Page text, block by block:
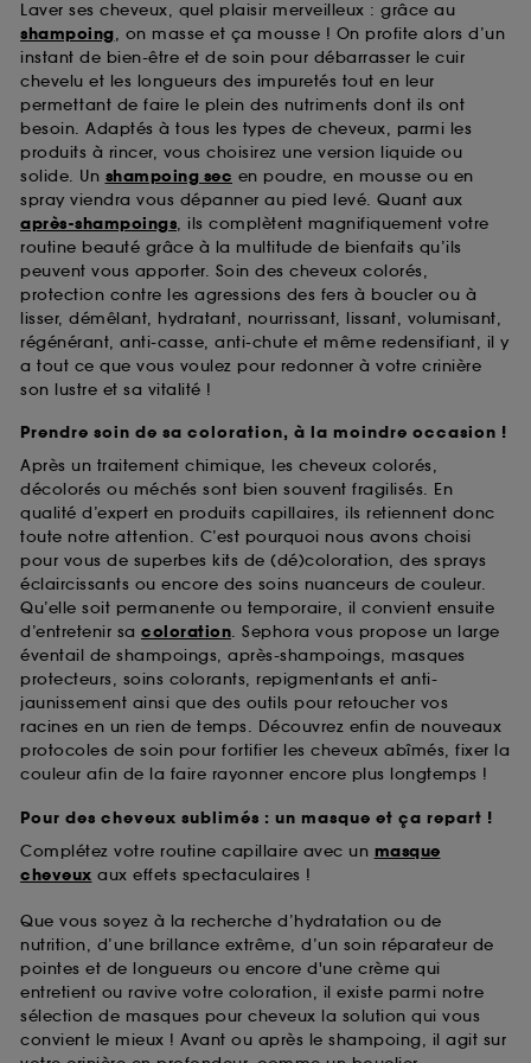
Laver ses cheveux, quel plaisir merveilleux : grâce au
shampoing, on masse et ça mousse ! On profite alors d’un
instant de bien-être et de soin pour débarrasser le cuir
chevelu et les longueurs des impuretés tout en leur
permettant de faire le plein des nutriments dont ils ont
besoin. Adaptés à tous les types de cheveux, parmi les
produits à rincer, vous choisirez une version liquide ou
solide. Un shampoing sec en poudre, en mousse ou en
spray viendra vous dépanner au pied levé. Quant aux
après-shampoings, ils complètent magnifiquement votre
routine beauté grâce à la multitude de bienfaits qu’ils
peuvent vous apporter. Soin des cheveux colorés,
protection contre les agressions des fers à boucler ou à
lisser, démêlant, hydratant, nourrissant, lissant, volumisant,
régénérant, anti-casse, anti-chute et même redensifiant, il y
a tout ce que vous voulez pour redonner à votre crinière
son lustre et sa vitalité !
Prendre soin de sa coloration, à la moindre occasion !
Après un traitement chimique, les cheveux colorés,
décolorés ou méchés sont bien souvent fragilisés. En
qualité d’expert en produits capillaires, ils retiennent donc
toute notre attention. C’est pourquoi nous avons choisi
pour vous de superbes kits de (dé)coloration, des sprays
éclaircissants ou encore des soins nuanceurs de couleur.
Qu’elle soit permanente ou temporaire, il convient ensuite
d’entretenir sa coloration. Sephora vous propose un large
éventail de shampoings, après-shampoings, masques
protecteurs, soins colorants, repigmentants et anti-
jaunissement ainsi que des outils pour retoucher vos
racines en un rien de temps. Découvrez enfin de nouveaux
protocoles de soin pour fortifier les cheveux abîmés, fixer la
couleur afin de la faire rayonner encore plus longtemps !
Pour des cheveux sublimés : un masque et ça repart !
Complétez votre routine capillaire avec un masque
cheveux aux effets spectaculaires !
Que vous soyez à la recherche d’hydratation ou de
nutrition, d’une brillance extrême, d’un soin réparateur de
pointes et de longueurs ou encore d'une crème qui
entretient ou ravive votre coloration, il existe parmi notre
sélection de masques pour cheveux la solution qui vous
convient le mieux ! Avant ou après le shampoing, il agit sur
des pages que vous avez consultées, de votre
navigation, et de l'historique de vos interactions.
Cookies de mesure d’audience : ils nous
permettent de réaliser des statistiques de
fréquentation et de navigation sur notre site afin
d’en améliorer la performance.
Cookies de sécurisation des paiements en ligne :
ils nous permettent de lutter notamment contre les
fraudes aux moyens de paiement et les
usurpations d’identité.
Cookies fonctionnels :
permettant l’affichage et/ou la fourniture de
certaines fonctionnalités du site, tel que les
cookies d’authentification qui sont utilisés afin de
vous faire bénéficier de l’authentification
prolongée vous permettant d’accéder à votre
compte lors de votre prochaine visite sur le site
sans saisir à nouveau votre identifiant et mot de
passe.
A l'exception des cookies techniques, le dépôt et la
pouvez personnaliser vos choix concernant le dépôt
de ces cookies grâce au bouton "personnaliser mes
choix" ci-dessous ou décider de "tout accepter".
Sephora pourra associer les informations de
navigation collectées par ces Cookies, pour les
finalités acceptées, avec les données personnelles
collectées ou générées lors de votre activité en ligne
ou en magasin. Pour refuser tous les cookies, cliques
moment choisir de retirer votrte consentement. Si vous
souhaitez obtenir plus d'information sur les cookies
utilisés, cliquez ici.